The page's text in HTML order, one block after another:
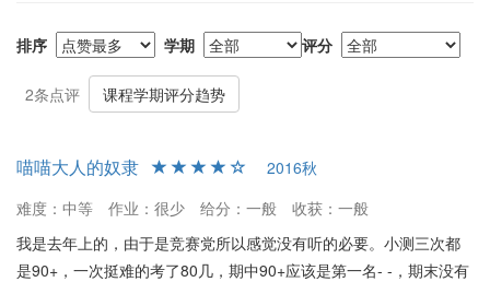
排序 学期 评分
2条点评 课程学期评分趋势
喵喵大人的奴隶
2016秋
难度：中等
作业：很少 给分：一般
收获：一般
我是去年上的，由于是竞赛党所以感觉没有听的必要。小测三次都
是90+，一次挺难的考了80几，期中90+应该是第一名- -，期末没有